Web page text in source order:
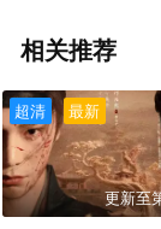
相关推荐
最新
超清
更新至